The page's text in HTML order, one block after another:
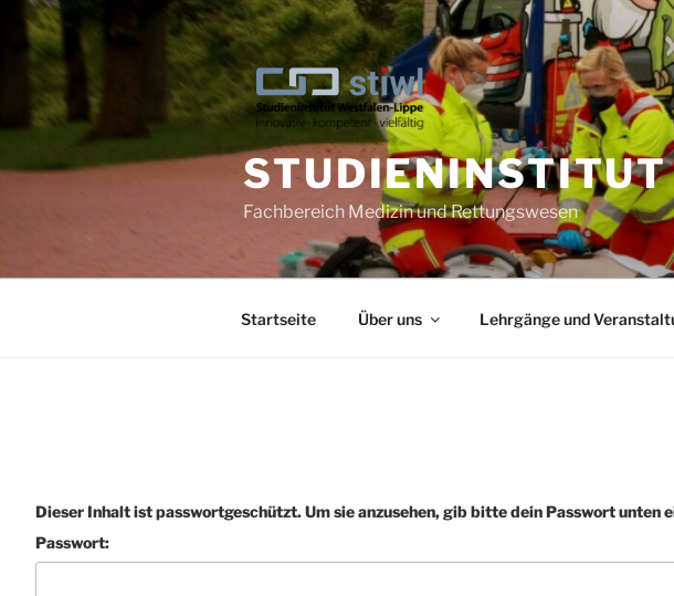
Zum
Inhalt
springen
Fachbereich Medizin und Rettungswesen
Startseite Über uns Lehrgänge und
Dieser Inhalt ist passwortgeschützt. Um sie anzusehen, gib bitte dein Passwort unten
Passwort: